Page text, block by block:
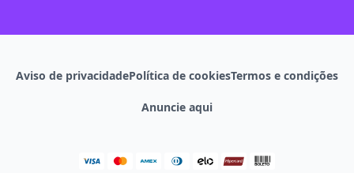
Aviso de privacidadePolítica de cookiesTermos e condições
Anuncie aqui